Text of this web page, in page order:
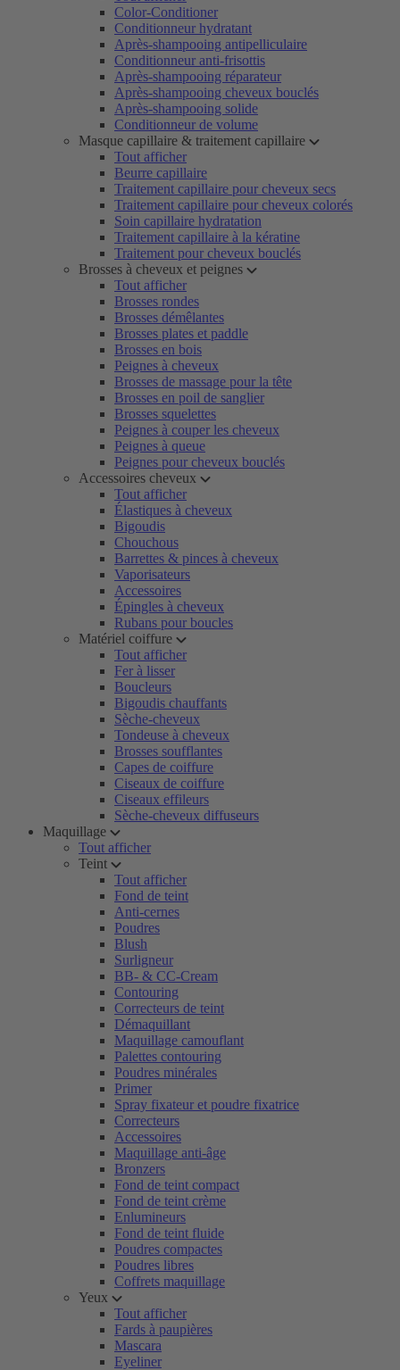
Color-Conditioner
Conditionneur hydratant
Après-shampooing antipelliculaire
Conditionneur anti-frisottis
Après-shampooing réparateur
Après-shampooing cheveux bouclés
Après-shampooing solide
Conditionneur de volume
Masque capillaire & traitement capillaire
Tout afficher
Beurre capillaire
Traitement capillaire pour cheveux secs
Traitement capillaire pour cheveux colorés
Soin capillaire hydratation
Traitement capillaire à la kératine
Traitement pour cheveux bouclés
Brosses à cheveux et peignes
Tout afficher
Brosses rondes
Brosses démêlantes
Brosses plates et paddle
Brosses en bois
Peignes à cheveux
Brosses de massage pour la tête
Brosses en poil de sanglier
Brosses squelettes
Peignes à couper les cheveux
Peignes à queue
Peignes pour cheveux bouclés
Accessoires cheveux
Tout afficher
Élastiques à cheveux
Bigoudis
Chouchous
Barrettes & pinces à cheveux
Vaporisateurs
Accessoires
Épingles à cheveux
Rubans pour boucles
Matériel coiffure
Tout afficher
Fer à lisser
Boucleurs
Bigoudis chauffants
Sèche-cheveux
Tondeuse à cheveux
Brosses soufflantes
Capes de coiffure
Ciseaux de coiffure
Ciseaux effileurs
Sèche-cheveux diffuseurs
Maquillage
Tout afficher
Teint
Tout afficher
Fond de teint
Anti-cernes
Poudres
Blush
Surligneur
BB- & CC-Cream
Contouring
Correcteurs de teint
Démaquillant
Maquillage camouflant
Palettes contouring
Poudres minérales
Primer
Spray fixateur et poudre fixatrice
Correcteurs
Accessoires
Maquillage anti-âge
Bronzers
Fond de teint compact
Fond de teint crème
Enlumineurs
Fond de teint fluide
Poudres compactes
Poudres libres
Coffrets maquillage
Yeux
Tout afficher
Fards à paupières
Mascara
Eyeliner